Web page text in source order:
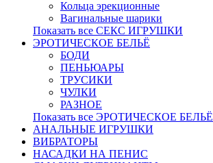
Кольца эрекционные
Вагинальные шарики
Показать все СЕКС ИГРУШКИ
ЭРОТИЧЕСКОЕ БЕЛЬЁ
БОДИ
ПЕНЬЮАРЫ
ТРУСИКИ
ЧУЛКИ
РАЗНОЕ
Показать все ЭРОТИЧЕСКОЕ БЕЛЬЁ
АНАЛЬНЫЕ ИГРУШКИ
ВИБРАТОРЫ
НАСАДКИ НА ПЕНИС